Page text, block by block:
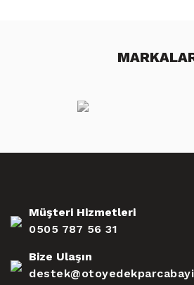
Müşteri Hizmetleri
0505 787 56 31
Bize Ulaşın